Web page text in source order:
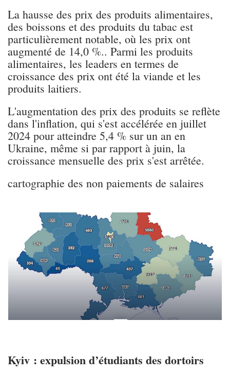
La hausse des prix des produits alimentaires,
des boissons et des produits du tabac est
particulièrement notable, où les prix ont
augmenté de 14,0 %.. Parmi les produits
alimentaires, les leaders en termes de
croissance des prix ont été la viande et les
produits laitiers.
L'augmentation des prix des produits se reflète
dans l'inflation, qui s'est accélérée en juillet
2024 pour atteindre 5,4 % sur un an en
Ukraine, même si par rapport à juin, la
croissance mensuelle des prix s'est arrêtée.
cartographie des non paiements de salaires
Kyiv : expulsion d’étudiants des dortoirs